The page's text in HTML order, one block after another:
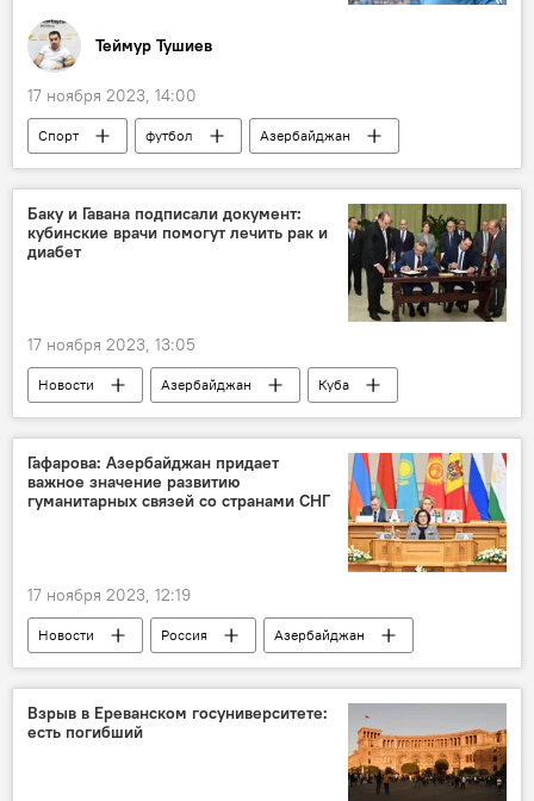
Теймур Тушиев
17 ноября 2023, 14:00
Спорт футбол
Азербайджан
Баку
Товарищеский матч
Зенит
ФК "Нефтчи"
Интервью
Баку и Гавана подписали документ:
кубинские врачи помогут лечить рак и
диабет
17 ноября 2023, 13:05
Новости Азербайджан
Куба
здравоохранение
Теймур Мусаев
Министерство здравоохранения АР
Меморандум
Онкология
Гафарова: Азербайджан придает
важное значение развитию
гуманитарных связей со странами СНГ
17 ноября 2023, 12:19
Новости Россия
Азербайджан
СНГ
Сахиба Гафарова
Гуманитарное сотрудничество
Русский язык
"Год Гейдара Алиева"
Валентина Матвиенко
Взрыв в Ереванском госуниверситете:
есть погибший